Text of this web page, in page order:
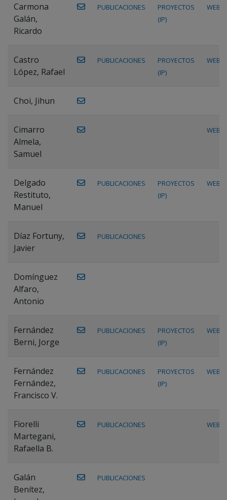
Carmona
Galán,
Ricardo
PUBLICACIONES
PROYECTOS
(IP)
WEB
Castro
López, Rafael
PUBLICACIONES
PROYECTOS
(IP)
WEB
Choi, Jihun
Cimarro
Almela,
Samuel
WEB
Delgado
Restituto,
Manuel
PUBLICACIONES
PROYECTOS
(IP)
WEB
Díaz Fortuny,
Javier
PUBLICACIONES
Domínguez
Alfaro,
Antonio
Fernández
Berni, Jorge
PUBLICACIONES
PROYECTOS
(IP)
WEB
Fernández
Fernández,
Francisco V.
PUBLICACIONES
PROYECTOS
(IP)
WEB
Fiorelli
Martegani,
Rafaella B.
PUBLICACIONES WEB
Galán
Benítez,
PUBLICACIONES